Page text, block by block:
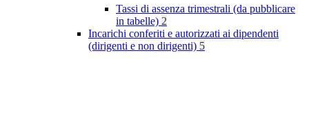
Tassi di assenza trimestrali (da pubblicare
in tabelle) 2
Incarichi conferiti e autorizzati ai dipendenti
(dirigenti e non dirigenti) 5